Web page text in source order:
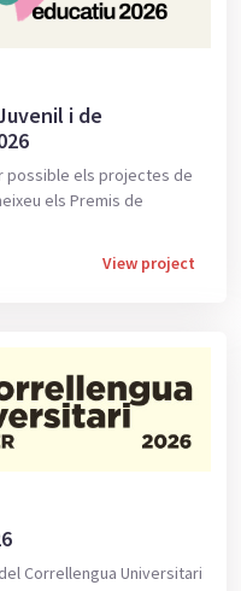
i de
possible els projectes de
els Premis de
View project
Correllengua Universitari